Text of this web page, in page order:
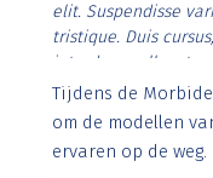
elit. Suspendisse
tristique. Duis
interdum nulla, ut
Aenean faucibus
imperdiet. Nunc ut
Tijdens de
om de modellen
ervaren op de weg.